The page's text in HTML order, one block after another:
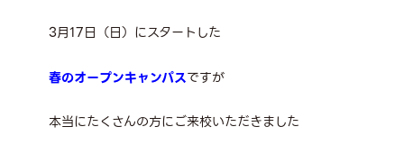
3月17日（日）にスタートした
春のオープンキャンパスですが
本当にたくさんの方にご来校いただきました